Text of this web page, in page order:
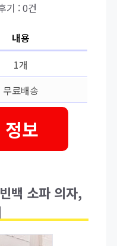
기 : 0건
내용
1개
무료배송
보
백 소파 의자,